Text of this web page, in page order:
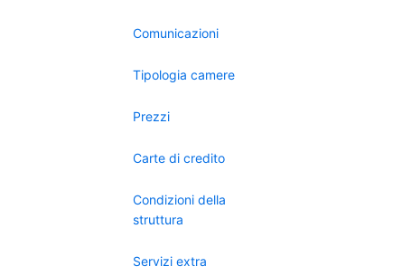
Comunicazioni
Tipologia camere
Prezzi
Carte di credito
Condizioni della
struttura
Servizi extra